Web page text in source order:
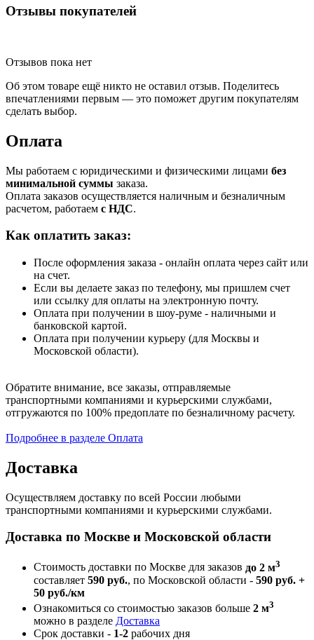
Отзывы покупателей
Отзывов пока нет
Об этом товаре ещё никто не оставил отзыв. Поделитесь
впечатлениями первым — это поможет другим покупателям
сделать выбор.
Оплата
Мы работаем с юридическими и физическими лицами без
минимальной суммы заказа.
Оплата заказов осуществляется наличным и безналичным
расчетом, работаем с НДС.
Как оплатить заказ:
После оформления заказа - онлайн оплата через сайт или
на счет.
Если вы делаете заказ по телефону, мы пришлем счет
или ссылку для оплаты на электронную почту.
Оплата при получении в шоу-руме - наличными и
банковской картой.
Оплата при получении курьеру (для Москвы и
Московской области).
Обратите внимание, все заказы, отправляемые
транспортными компаниями и курьерскими службами,
отгружаются по 100% предоплате по безналичному расчету.
Подробнее в разделе Оплата
Доставка
Осуществляем доставку по всей России любыми
транспортными компаниями и курьерскими службами.
Доставка по Москве и Московской области
Стоимость доставки по Москве для заказов до 2 м3
составляет 590 руб., по Московской области - 590 руб. +
50 руб./км
Ознакомиться со стоимостью заказов больше 2 м3
можно в разделе Доставка
Срок доставки - 1-2 рабочих дня